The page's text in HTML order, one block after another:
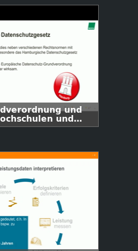
und
und